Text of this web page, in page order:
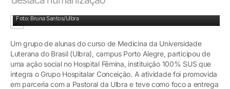
Foto: Bruna Santos/Ulbra
Um grupo de alunas do curso de Medicina da Universidade
Luterana do Brasil (Ulbra), campus Porto Alegre, participou de
uma ação social no Hospital Fêmina, instituição 100% SUS que
integra o Grupo Hospitalar Conceição. A atividade foi promovida
em parceria com a Pastoral da Ulbra e teve como foco a entrega